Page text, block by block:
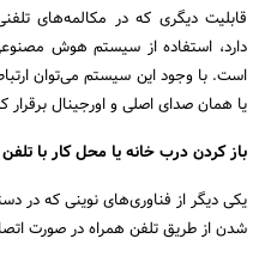
قابلیت دیگری که در مکالمه‌های
دارد، استفاده از سیستم هوش
است. با وجود این سیستم می‌توان
یا همان صدای اصلی و اورجینال برقرار
باز کردن درب خانه یا محل کار با
یکی دیگر از فناوری‌های نوینی که در
شدن از طریق تلفن همراه در صورت